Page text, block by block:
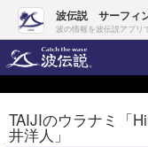
波伝説 サーフィ
波の情報を波伝説アプリ
ヘルプ
ログイン
TAIJIのウラナミ「
井洋人」
Core Surf Japan